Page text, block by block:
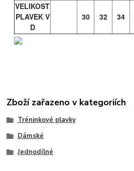
VELIKOST
PLAVEK V
D
30 32 34
Zboží zařazeno v kategoriích
Tréninkové plavky
Dámské
Jednodílné